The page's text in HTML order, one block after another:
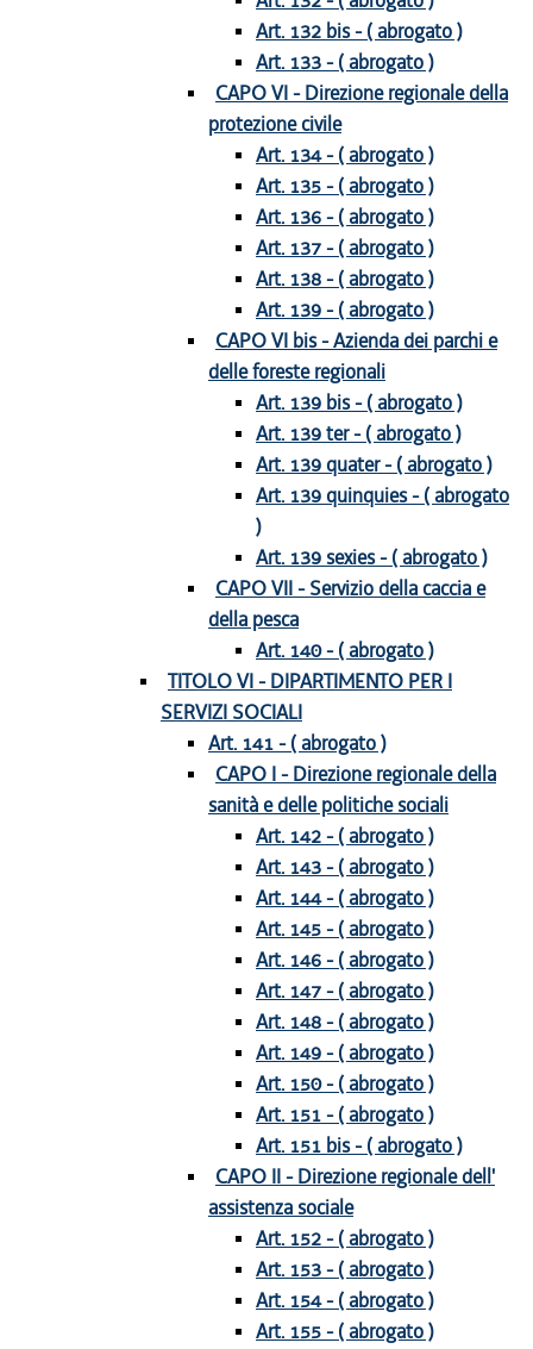
Art. 132 bis - ( abrogato )
Art. 133 - ( abrogato )
CAPO VI - Direzione regionale della
protezione civile
Art. 134 - ( abrogato )
Art. 135 - ( abrogato )
Art. 136 - ( abrogato )
Art. 137 - ( abrogato )
Art. 138 - ( abrogato )
Art. 139 - ( abrogato )
CAPO VI bis - Azienda dei parchi e
delle foreste regionali
Art. 139 bis - ( abrogato )
Art. 139 ter - ( abrogato )
Art. 139 quater - ( abrogato )
Art. 139 quinquies - ( abrogato
)
Art. 139 sexies - ( abrogato )
CAPO VII - Servizio della caccia e
della pesca
Art. 140 - ( abrogato )
TITOLO VI - DIPARTIMENTO PER I
SERVIZI SOCIALI
Art. 141 - ( abrogato )
CAPO I - Direzione regionale della
sanità e delle politiche sociali
Art. 142 - ( abrogato )
Art. 143 - ( abrogato )
Art. 144 - ( abrogato )
Art. 145 - ( abrogato )
Art. 146 - ( abrogato )
Art. 147 - ( abrogato )
Art. 148 - ( abrogato )
Art. 149 - ( abrogato )
Art. 150 - ( abrogato )
Art. 151 - ( abrogato )
Art. 151 bis - ( abrogato )
CAPO II - Direzione regionale dell'
assistenza sociale
Art. 152 - ( abrogato )
Art. 153 - ( abrogato )
Art. 154 - ( abrogato )
Art. 155 - ( abrogato )